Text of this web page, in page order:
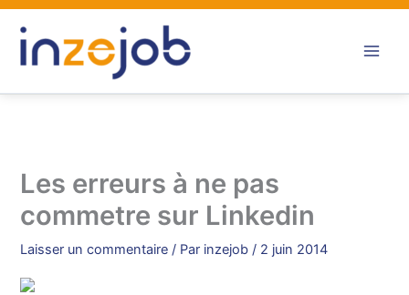
Aller
contenu
Les erreurs à ne pas
commetre sur Linkedin
Laisser un commentaire / Par inzejob/ 2 juin 2014